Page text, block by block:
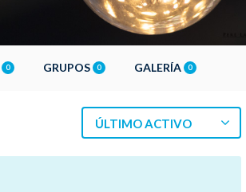
0 GRUPOS 0 GALERÍA 0
ÚLTIMO ACTIVO